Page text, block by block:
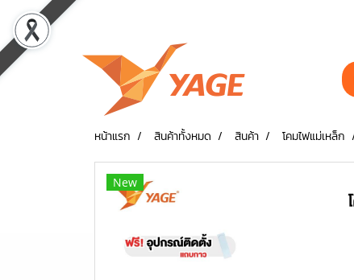
หน้าแรก สินค้าทั้งหมด สินค้า โคมไฟแม่เหล็ก
New